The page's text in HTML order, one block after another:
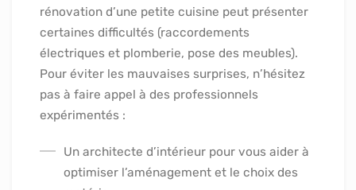
rénovation d’une petite cuisine peut présenter
certaines difficultés (raccordements
électriques et plomberie, pose des meubles).
Pour éviter les mauvaises surprises, n’hésitez
pas à faire appel à des professionnels
expérimentés :
Un architecte d’intérieur pour vous aider à
optimiser l’aménagement et le choix des